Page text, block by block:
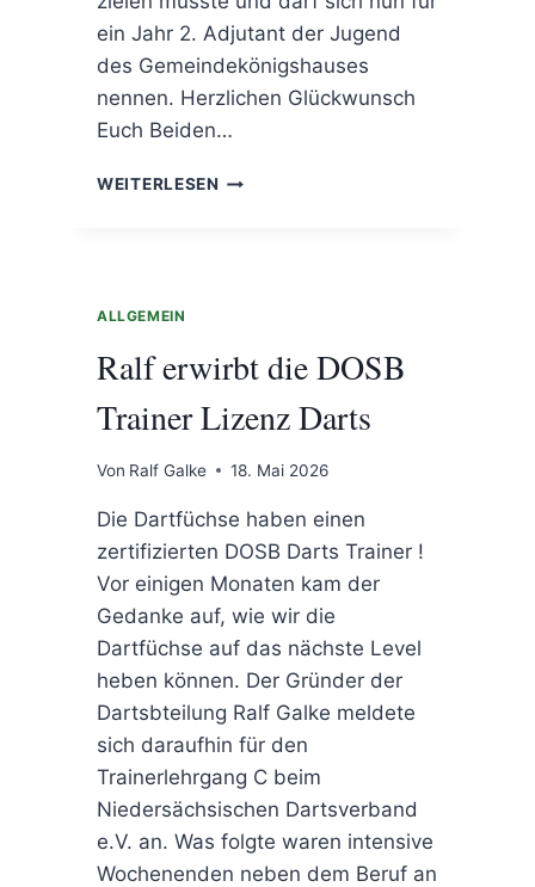
ein Jahr 2. Adjutant der Jugend
des Gemeindekönigshauses
nennen. Herzlichen Glückwunsch
Euch Beiden…
WEITERLESEN DIE
ALLGEMEIN
Ralf erwirbt die DOSB
Trainer Lizenz Darts
Von Ralf Galke 18. Mai 2026
Die Dartfüchse haben einen
zertifizierten DOSB Darts Trainer !
Vor einigen Monaten kam der
Gedanke auf, wie wir die
Dartfüchse auf das nächste Level
heben können. Der Gründer der
Dartsbteilung Ralf Galke meldete
sich daraufhin für den
Trainerlehrgang C beim
Niedersächsischen Dartsverband
e.V. an. Was folgte waren intensive
Wochenenden neben dem Beruf an